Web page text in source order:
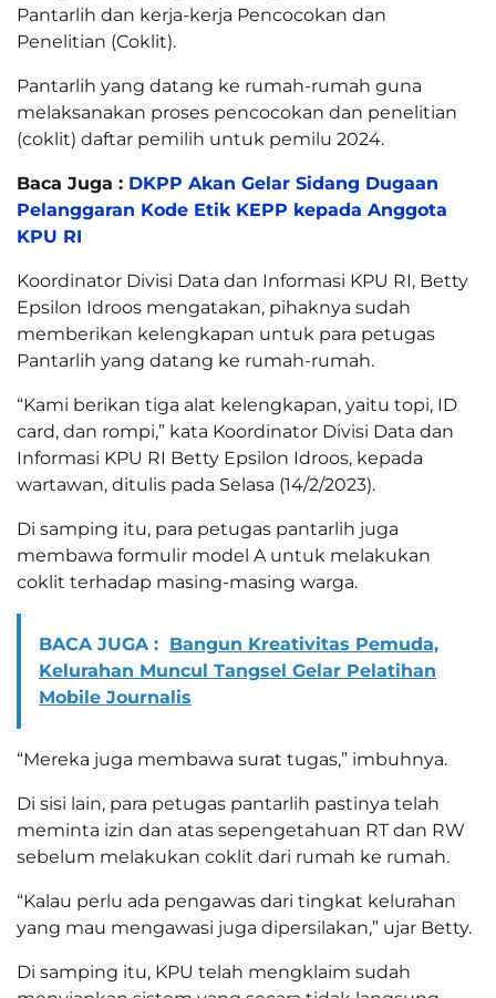
Pantarlih dan kerja-kerja Pencocokan dan
Penelitian (Coklit).
Pantarlih yang datang ke rumah-rumah guna
melaksanakan proses pencocokan dan penelitian
(coklit) daftar pemilih untuk pemilu 2024.
Baca Juga : DKPP Akan Gelar Sidang Dugaan
Pelanggaran Kode Etik KEPP kepada Anggota
KPU RI
Koordinator Divisi Data dan Informasi KPU RI, Betty
Epsilon Idroos mengatakan, pihaknya sudah
memberikan kelengkapan untuk para petugas
Pantarlih yang datang ke rumah-rumah.
“Kami berikan tiga alat kelengkapan, yaitu topi, ID
card, dan rompi,” kata Koordinator Divisi Data dan
Informasi KPU RI Betty Epsilon Idroos, kepada
wartawan, ditulis pada Selasa (14/2/2023).
Di samping itu, para petugas pantarlih juga
membawa formulir model A untuk melakukan
coklit terhadap masing-masing warga.
BACA JUGA : Bangun Kreativitas Pemuda,
Kelurahan Muncul Tangsel Gelar Pelatihan
Mobile Journalis
“Mereka juga membawa surat tugas,” imbuhnya.
Di sisi lain, para petugas pantarlih pastinya telah
meminta izin dan atas sepengetahuan RT dan RW
sebelum melakukan coklit dari rumah ke rumah.
“Kalau perlu ada pengawas dari tingkat kelurahan
yang mau mengawasi juga dipersilakan,” ujar Betty.
Di samping itu, KPU telah mengklaim sudah